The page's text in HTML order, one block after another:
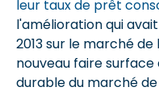
leur taux de prêt
l'amélioration qui
2013 sur le marché
nouveau faire
durable du marché